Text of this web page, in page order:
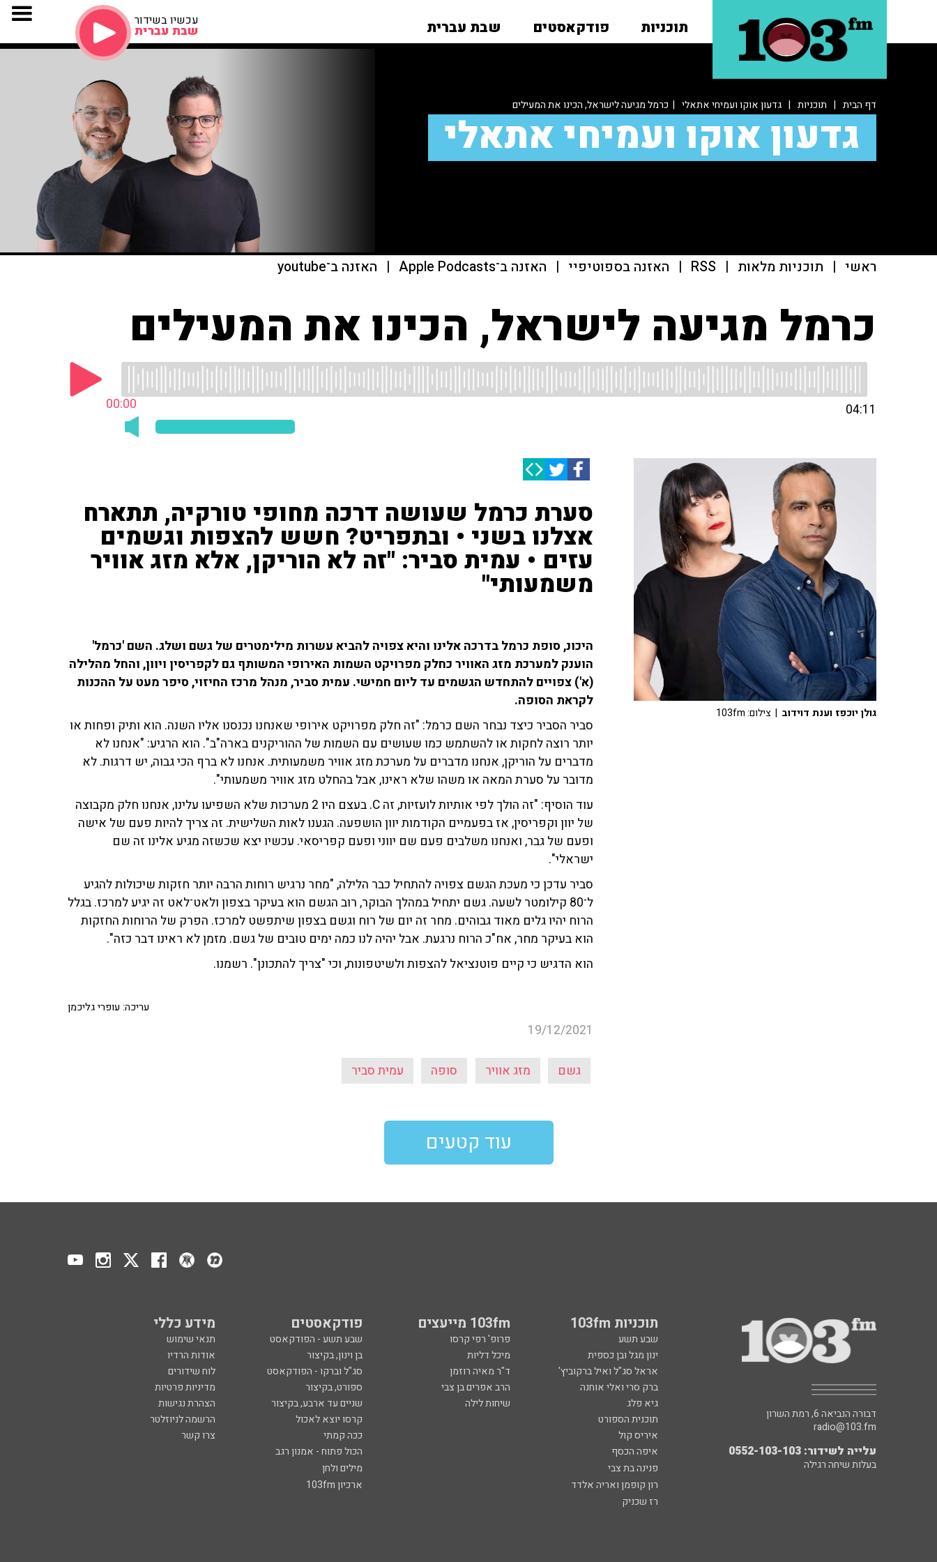
תוכניות פודקאסטים שבת עברית עכשיו בשידור
שבת עברית
דף הבית | תוכניות | גדעון אוקו ועמיחי אתאלי | כרמל מגיעה לישראל, הכינו את המעילים
גדעון אוקו ועמיחי אתאלי
ראשי | תוכניות מלאות |
RSS
| האזנה בספוטיפיי | האזנה ב־Apple Podcasts | האזנה ב־youtube
כרמל מגיעה לישראל, הכינו את המעילים
00:00 04:11
סערת כרמל שעושה דרכה מחופי טורקיה, תתארח
אצלנו בשני • ובתפריט? חשש להצפות וגשמים
עזים • עמית סביר: "זה לא הוריקן, אלא מזג אוויר
משמעותי"
היכונ, סופת כרמל בדרכה אלינו והיא צפויה להביא עשרות מילימטרים של גשם ושלג. השם 'כרמל'
הוענק למערכת מזג האוויר כחלק מפרויקט השמות האירופי המשותף גם לקפריסין ויוון, והחל מהלילה
(א') צפויים להתחדש הגשמים עד ליום חמישי. עמית סביר, מנהל מרכז החיזוי, סיפר מעט על ההכנות
לקראת הסופה.
סביר הסביר כיצד נבחר השם כרמל: "זה חלק מפרויקט אירופי שאנחנו נכנסנו אליו השנה. הוא ותיק ופחות או
יותר רוצה לחקות או להשתמש כמו שעושים עם השמות של ההוריקנים בארה"ב". הוא הרגיע: "אנחנו לא
מדברים על הוריקן, אנחנו מדברים על מערכת מזג אוויר משמעותית. אנחנו לא ברף הכי גבוה, יש דרגות. לא
מדובר על סערת המאה או משהו שלא ראינו, אבל בהחלט מזג אוויר משמעותי".
עוד הוסיף: "זה הולך לפי אותיות לועזיות, זה C. בעצם היו 2 מערכות שלא השפיעו עלינו, אנחנו חלק מקבוצה
של יוון וקפריסין, אז בפעמיים הקודמות יוון הושפעה. הגענו לאות השלישית. זה צריך להיות פעם של אישה
ופעם של גבר, ואנחנו משלבים פעם שם יווני ופעם קפריסאי. עכשיו יצא שכשזה מגיע אלינו זה שם
ישראלי".
סביר עדכן כי מעכת הגשם צפויה להתחיל כבר הלילה, "מחר נרגיש רוחות הרבה יותר חזקות שיכולות להגיע
ל־80 קילומטר לשעה. גשם יתחיל במהלך הבוקר, רוב הגשם הוא בעיקר בצפון ולאט־לאט זה יגיע למרכז. בגלל
הרוח יהיו גלים מאוד גבוהים. מחר זה יום של רוח וגשם בצפון שיתפשט למרכז. הפרק של הרוחות החזקות
הוא בעיקר מחר, אח"כ הרוח נרגעת. אבל יהיה לנו כמה ימים טובים של גשם. מזמן לא ראינו דבר כזה".
הוא הדגיש כי קיים פוטנציאל להצפות ולשיטפונות, וכי "צריך להתכונן". רשמנו.
עריכה: עופרי גליכמן
19/12/2021
גשם מזג אוויר סופה עמית סביר
גולן יוכפז וענת דוידוב | צילום: 103fm
עוד קטעים
תוכניות 103fm 103fm מייעצים פודקאסטים מידע כללי
שבע תשע פרופ' רפי קרסו שבע תשע - הפודקאסט
תנאי שימוש
ינון מגל ובן כספית
מיכל דליות בן וינון, בקיצור
אודות הרדיו
אראל סג"ל ואיל ברקוביץ'
ד"ר מאיה רוזמן סג"ל וברקו - הפודקאסט
לוח שידורים
ברק סרי ואלי אוחנה
הרב אפרים בן צבי ספורט, בקיצור
מדיניות פרטיות
גיא פלג
שיחות לילה שניים עד ארבע, בקיצור
הצהרת נגישות
תוכנית הספורט
קרסו יוצא לאכול
הרשמה לניוזלטר
איריס קול
ככה קמתי
צרו קשר
איפה הכסף
הכול פתוח - אמנון רגב
פנינה בת צבי
מילים ולחן
רון קופמן ואריה אלדד
ארכיון 103fm
רז שכניק
דבורה הנביאה 6, רמת השרון
radio@103.fm
עלייה לשידור: 0552-103-103
בעלות שיחה רגילה